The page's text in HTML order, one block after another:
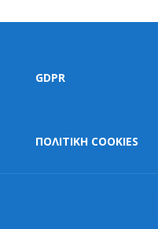
GDPR
ΠΟΛΙΤΙΚΗ COOKIES